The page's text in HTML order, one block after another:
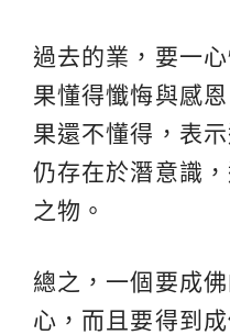
過去的業，要一
果懂得懺悔與感
果還不懂得，表
仍存在於潛意識
之物。
總之，一個要成
心，而且要得到